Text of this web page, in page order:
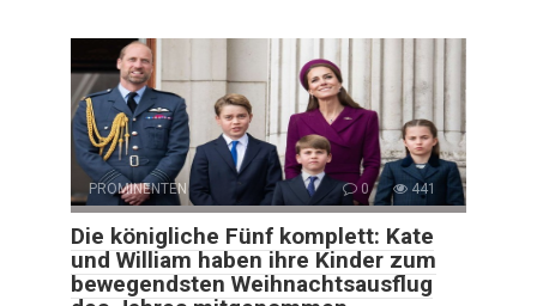
PROMINENTEN 0 441
Die königliche Fünf komplett: Kate
und William haben ihre Kinder zum
bewegendsten Weihnachtsausflug